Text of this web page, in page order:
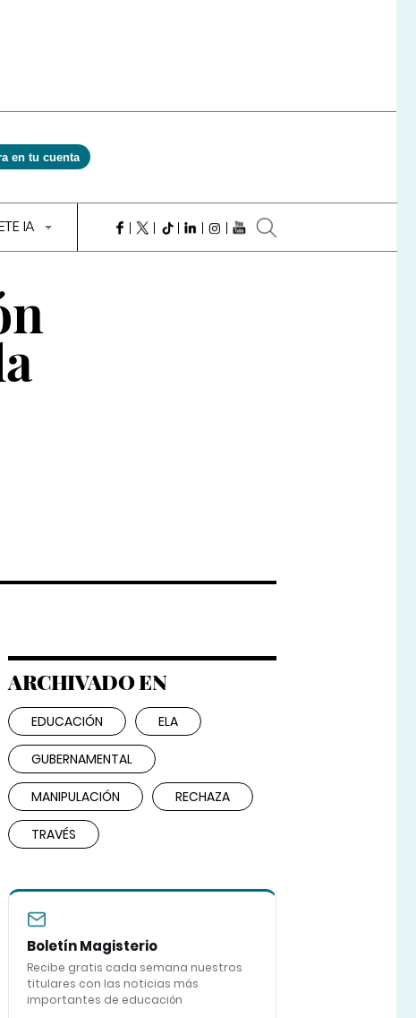
en tu cuenta
IA
ARCHIVADO EN
EDUCACIÓN ELA
GUBERNAMENTAL
MANIPULACIÓN RECHAZA
TRAVÉS
Boletín Magisterio
Recibe gratis cada semana nuestros
titulares con las noticias más
importantes de educación